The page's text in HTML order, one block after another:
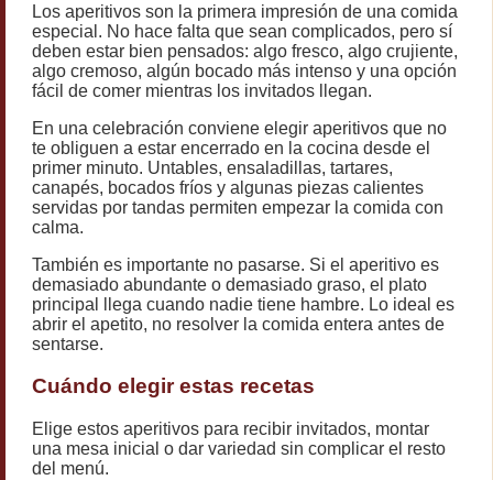
Los aperitivos son la primera impresión de una comida
especial. No hace falta que sean complicados, pero sí
deben estar bien pensados: algo fresco, algo crujiente,
algo cremoso, algún bocado más intenso y una opción
fácil de comer mientras los invitados llegan.
En una celebración conviene elegir aperitivos que no
te obliguen a estar encerrado en la cocina desde el
primer minuto. Untables, ensaladillas, tartares,
canapés, bocados fríos y algunas piezas calientes
servidas por tandas permiten empezar la comida con
calma.
También es importante no pasarse. Si el aperitivo es
demasiado abundante o demasiado graso, el plato
principal llega cuando nadie tiene hambre. Lo ideal es
abrir el apetito, no resolver la comida entera antes de
sentarse.
Cuándo elegir estas recetas
Elige estos aperitivos para recibir invitados, montar
una mesa inicial o dar variedad sin complicar el resto
del menú.